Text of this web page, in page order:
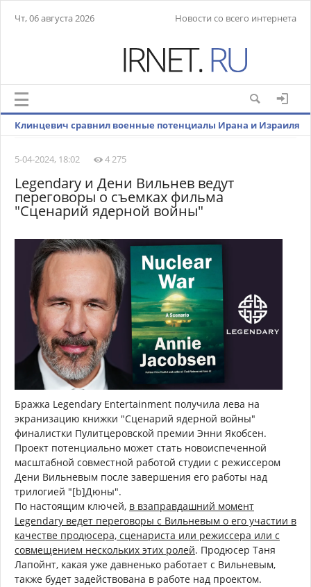
Чт, 06 августа 2026 Новости со всего интернета
Клинцевич сравнил военные потенциалы Ирана и Израиля
5-04-2024, 18:02 4 275
Legendary и Дени Вильнев ведут
переговоры о съемках фильма
"Сценарий ядерной войны"
Бражка Legendary Entertainment получила лева на
экранизацию книжки "Сценарий ядерной войны"
финалистки Пулитцеровской премии Энни Якобсен.
Проект потенциально может стать новоиспеченной
масштабной совместной работой студии с режиссером
Дени Вильневым после завершения его работы над
трилогией "[b]Дюны".
По настоящим ключей, в взаправдашний момент
Legendary ведет переговоры с Вильневым о его участии в
качестве продюсера, сценариста или режиссера или с
совмещением нескольких этих ролей. Продюсер Таня
Лапойнт, какая уже давненько работает с Вильневым,
также будет задействована в работе над проектом.